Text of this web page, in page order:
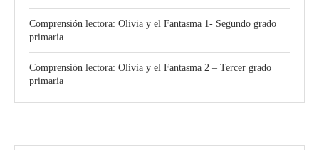
Comprensión lectora: Olivia y el Fantasma 1- Segundo grado
primaria
Comprensión lectora: Olivia y el Fantasma 2 – Tercer grado
primaria